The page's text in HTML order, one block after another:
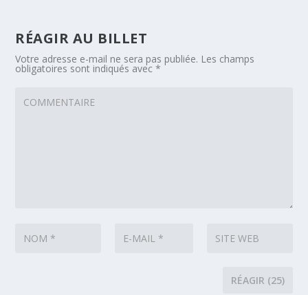
RÉAGIR AU BILLET
Votre adresse e-mail ne sera pas publiée. Les champs
obligatoires sont indiqués avec*